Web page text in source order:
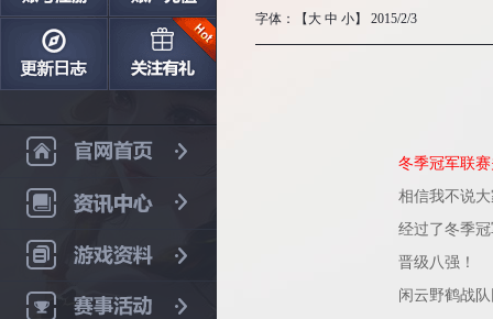
字体：【 大 中 小】 2015/2/3
冬季冠军联
相信我不说
经过了冬季
晋级八强！
闲云野鹤战